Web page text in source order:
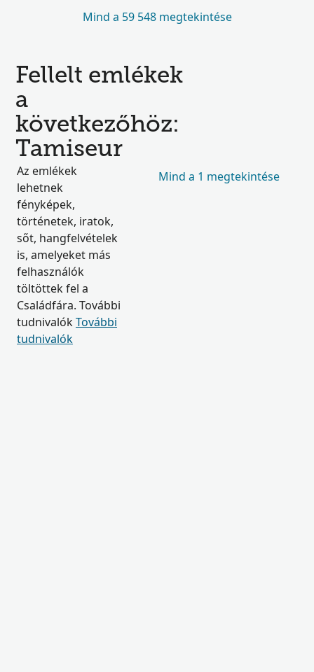
Mind a 59 548 megtekintése
Fellelt emlékek
a
következőhöz:
Tamiseur
Az emlékek
lehetnek
fényképek,
történetek, iratok,
sőt, hangfelvételek
is, amelyeket más
felhasználók
töltöttek fel a
Családfára. További
tudnivalókTovábbi
tudnivalók
Mind a 1 megtekintése